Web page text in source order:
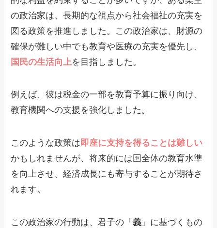
の政治家は、長期的な視点から社会福祉の充実を
図る政策を推進しました。この政治家は、財源の
確保が難しい中でも教育や医療の充実を優先し、
国民の生活向上を目指しました。
例えば、彼は税金の一部を教育予算に振り向け、
教育機関への支援を強化しました。
このような政策は即座に支持を得ることは難しい
かもしれませんが、将来的には国全体の教育水準
を向上させ、経済成長にも寄与することが期待さ
れます。
この政治家の行動は、君子の「義 」に基づくもの